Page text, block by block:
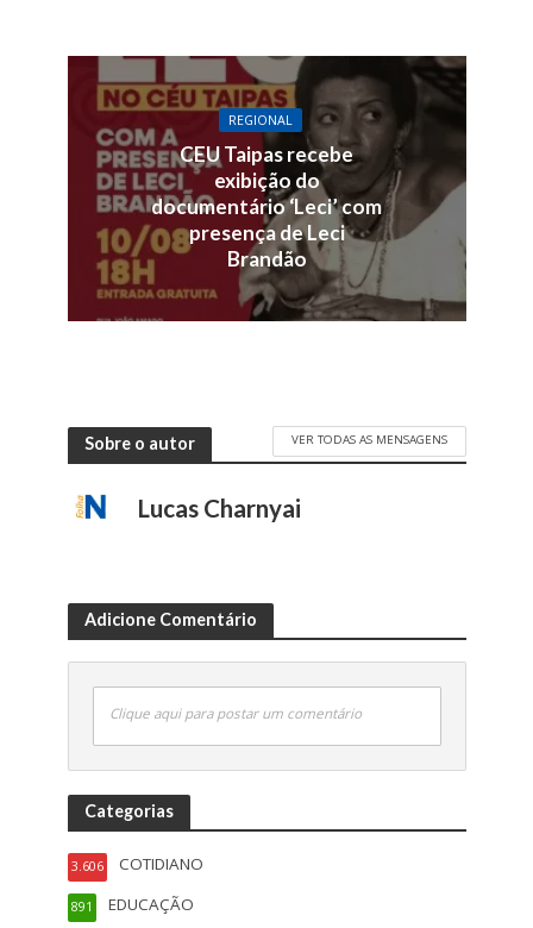
REGIONAL
CEU Taipas recebe
exibição do
documentário ‘Leci’ com
presença de Leci
Brandão
Sobre o autor VER TODAS AS MENSAGENS
Lucas Charnyai
Adicione Comentário
Clique aqui para postar um comentário
Categorias
COTIDIANO
3.606
EDUCAÇÃO
891